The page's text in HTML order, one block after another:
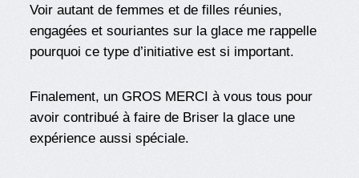
Voir autant de femmes et de filles réunies,
engagées et souriantes sur la glace me rappelle
pourquoi ce type d’initiative est si important.
Finalement, un GROS MERCI à vous tous pour
avoir contribué à faire de Briser la glace une
expérience aussi spéciale.